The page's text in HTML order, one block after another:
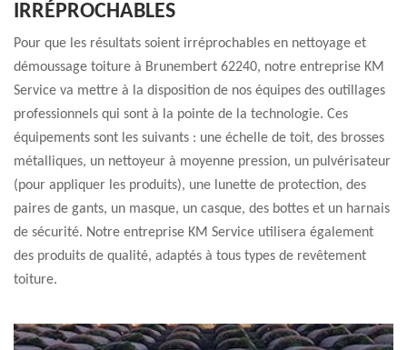
IRRÉPROCHABLES
Pour que les résultats soient irréprochables en nettoyage et
démoussage toiture à Brunembert 62240, notre entreprise KM
Service va mettre à la disposition de nos équipes des outillages
professionnels qui sont à la pointe de la technologie. Ces
équipements sont les suivants : une échelle de toit, des brosses
métalliques, un nettoyeur à moyenne pression, un pulvérisateur
(pour appliquer les produits), une lunette de protection, des
paires de gants, un masque, un casque, des bottes et un harnais
de sécurité. Notre entreprise KM Service utilisera également
des produits de qualité, adaptés à tous types de revêtement
toiture.